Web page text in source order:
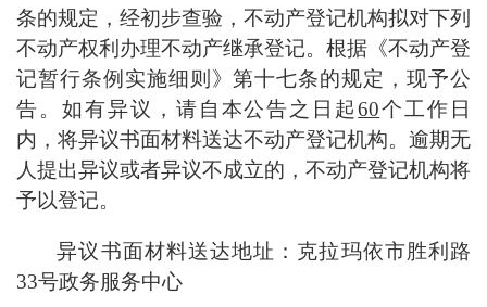
条的规定，经初步查验，不动产登记机构拟对下列
不动产权利办理不动产继承登记。根据《不动产登
记暂行条例实施细则》第十七条的规定，现予公
告。如有异议，请自本公告之日起60个工作日
内，将异议书面材料送达不动产登记机构。逾期无
人提出异议或者异议不成立的，不动产登记机构将
予以登记。
异议书面材料送达地址： 克拉玛依市胜利路
33号政务服务中心